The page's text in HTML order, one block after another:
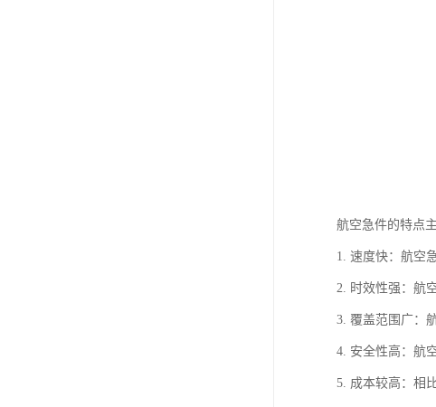
航空急件的特点
1. 速度快：航空
2. 时效性强：航
3. 覆盖范围广：
4. 安全性高：航
5. 成本较高：相